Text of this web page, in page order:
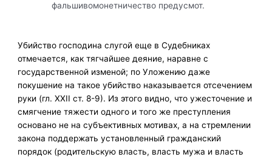
фальшивомонетничество предусмот.
Убийство господина слугой еще в Судебниках
отмечается, как тягчайшее деяние, наравне с
государственной изменой; по Уложению даже
покушение на такое убийство наказывается отсечением
руки (гл. XXII ст. 8-9). Из этого видно, что ужесточение и
смягчение тяжести одного и того же преступления
основано не на субъективных мотивах, а на стремлении
закона поддержать установленный гражданский
порядок (родительскую власть, власть мужа и власть